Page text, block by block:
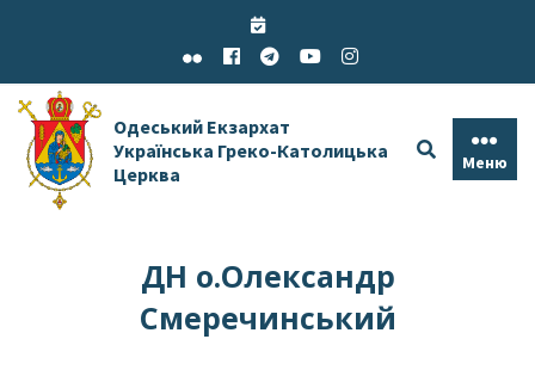
Одеський Екзархат
Українська Греко-Католицька
Церква
Меню
ДН о.Олександр
Смеречинський